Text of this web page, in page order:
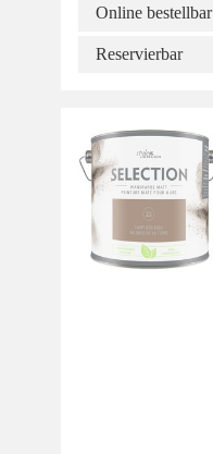
Online bestellbar
Reservierbar